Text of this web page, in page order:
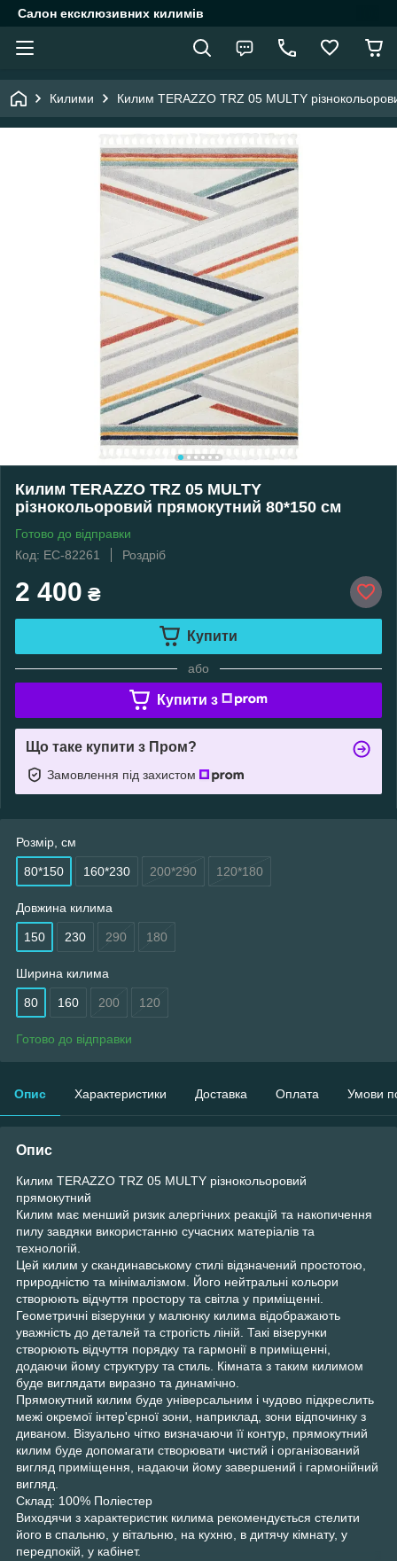
Салон ексклюзивних килимів
Килими Килим TERAZZO TRZ 05 MULTY
Килим TERAZZO TRZ 05 MULTY
різнокольоровий прямокутний 80*150 см
Готово до відправки
Код: EC-82261
Роздріб
2 400 ₴
Купити
або
Купити з
Що таке купити з Пром?
Замовлення під захистом
Розмір, см
80*150 160*230 200*290 120*180
Довжина килима
150 230 290 180
Ширина килима
80 160 200 120
Готово до відправки
Опис Характеристики Доставка Оплата Умови
Опис
Килим TERAZZO TRZ 05 MULTY різнокольоровий
прямокутний
Килим має менший ризик алергічних реакцій та накопичення
пилу завдяки використанню сучасних матеріалів та
технологій.
Цей килим у скандинавському стилі відзначений простотою,
природністю та мінімалізмом. Його нейтральні кольори
створюють відчуття простору та світла у приміщенні.
Геометричні візерунки у малюнку килима відображають
уважність до деталей та строгість ліній. Такі візерунки
створюють відчуття порядку та гармонії в приміщенні,
додаючи йому структуру та стиль. Кімната з таким килимом
буде виглядати виразно та динамічно.
Прямокутний килим буде універсальним і чудово підкреслить
межі окремої інтер'єрної зони, наприклад, зони відпочинку з
диваном. Візуально чітко визначаючи її контур, прямокутний
килим буде допомагати створювати чистий і організований
вигляд приміщення, надаючи йому завершений і гармонійний
вигляд.
Склад: 100% Поліестер
Виходячи з характеристик килима рекомендується стелити
його в спальню, у вітальню, на кухню, в дитячу кімнату, у
передпокій, у кабінет.